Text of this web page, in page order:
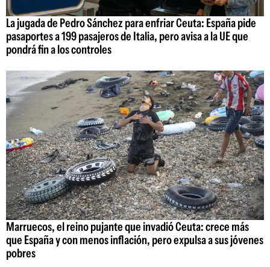
La jugada de Pedro Sánchez para enfriar Ceuta: España pide
pasaportes a 199 pasajeros de Italia, pero avisa a la UE que
pondrá fin a los controles
Marruecos, el reino pujante que invadió Ceuta: crece más
que España y con menos inflación, pero expulsa a sus jóvenes
pobres